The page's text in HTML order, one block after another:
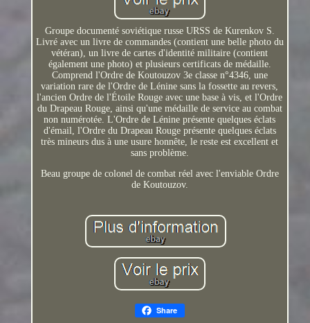
Groupe documenté soviétique russe URSS de Kurenkov S.
Livré avec un livre de commandes (contient une belle photo du
vétéran), un livre de cartes d'identité militaire (contient
également une photo) et plusieurs certificats de médaille.
Comprend l'Ordre de Koutouzov 3e classe n°4346, une
variation rare de l'Ordre de Lénine sans la fossette au revers,
l'ancien Ordre de l'Étoile Rouge avec une base à vis, et l'Ordre
du Drapeau Rouge, ainsi qu'une médaille de service au combat
non numérotée. L'Ordre de Lénine présente quelques éclats
d'émail, l'Ordre du Drapeau Rouge présente quelques éclats
très mineurs dus à une usure honnête, le reste est excellent et
sans problème.
Beau groupe de colonel de combat réel avec l'enviable Ordre
de Koutouzov.
Share